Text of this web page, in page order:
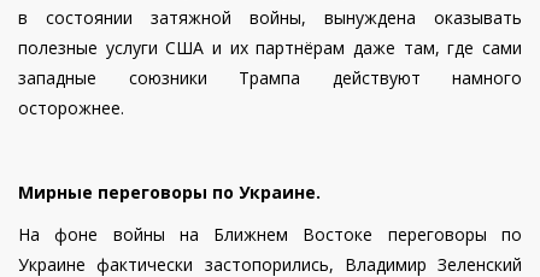
в состоянии затяжной войны, вынуждена оказывать
полезные услуги США и их партнёрам даже там, где сами
западные союзники Трампа действуют намного
осторожнее.
Мирные переговоры по Украине.
На фоне войны на Ближнем Востоке переговоры по
Украине фактически застопорились, Владимир Зеленский